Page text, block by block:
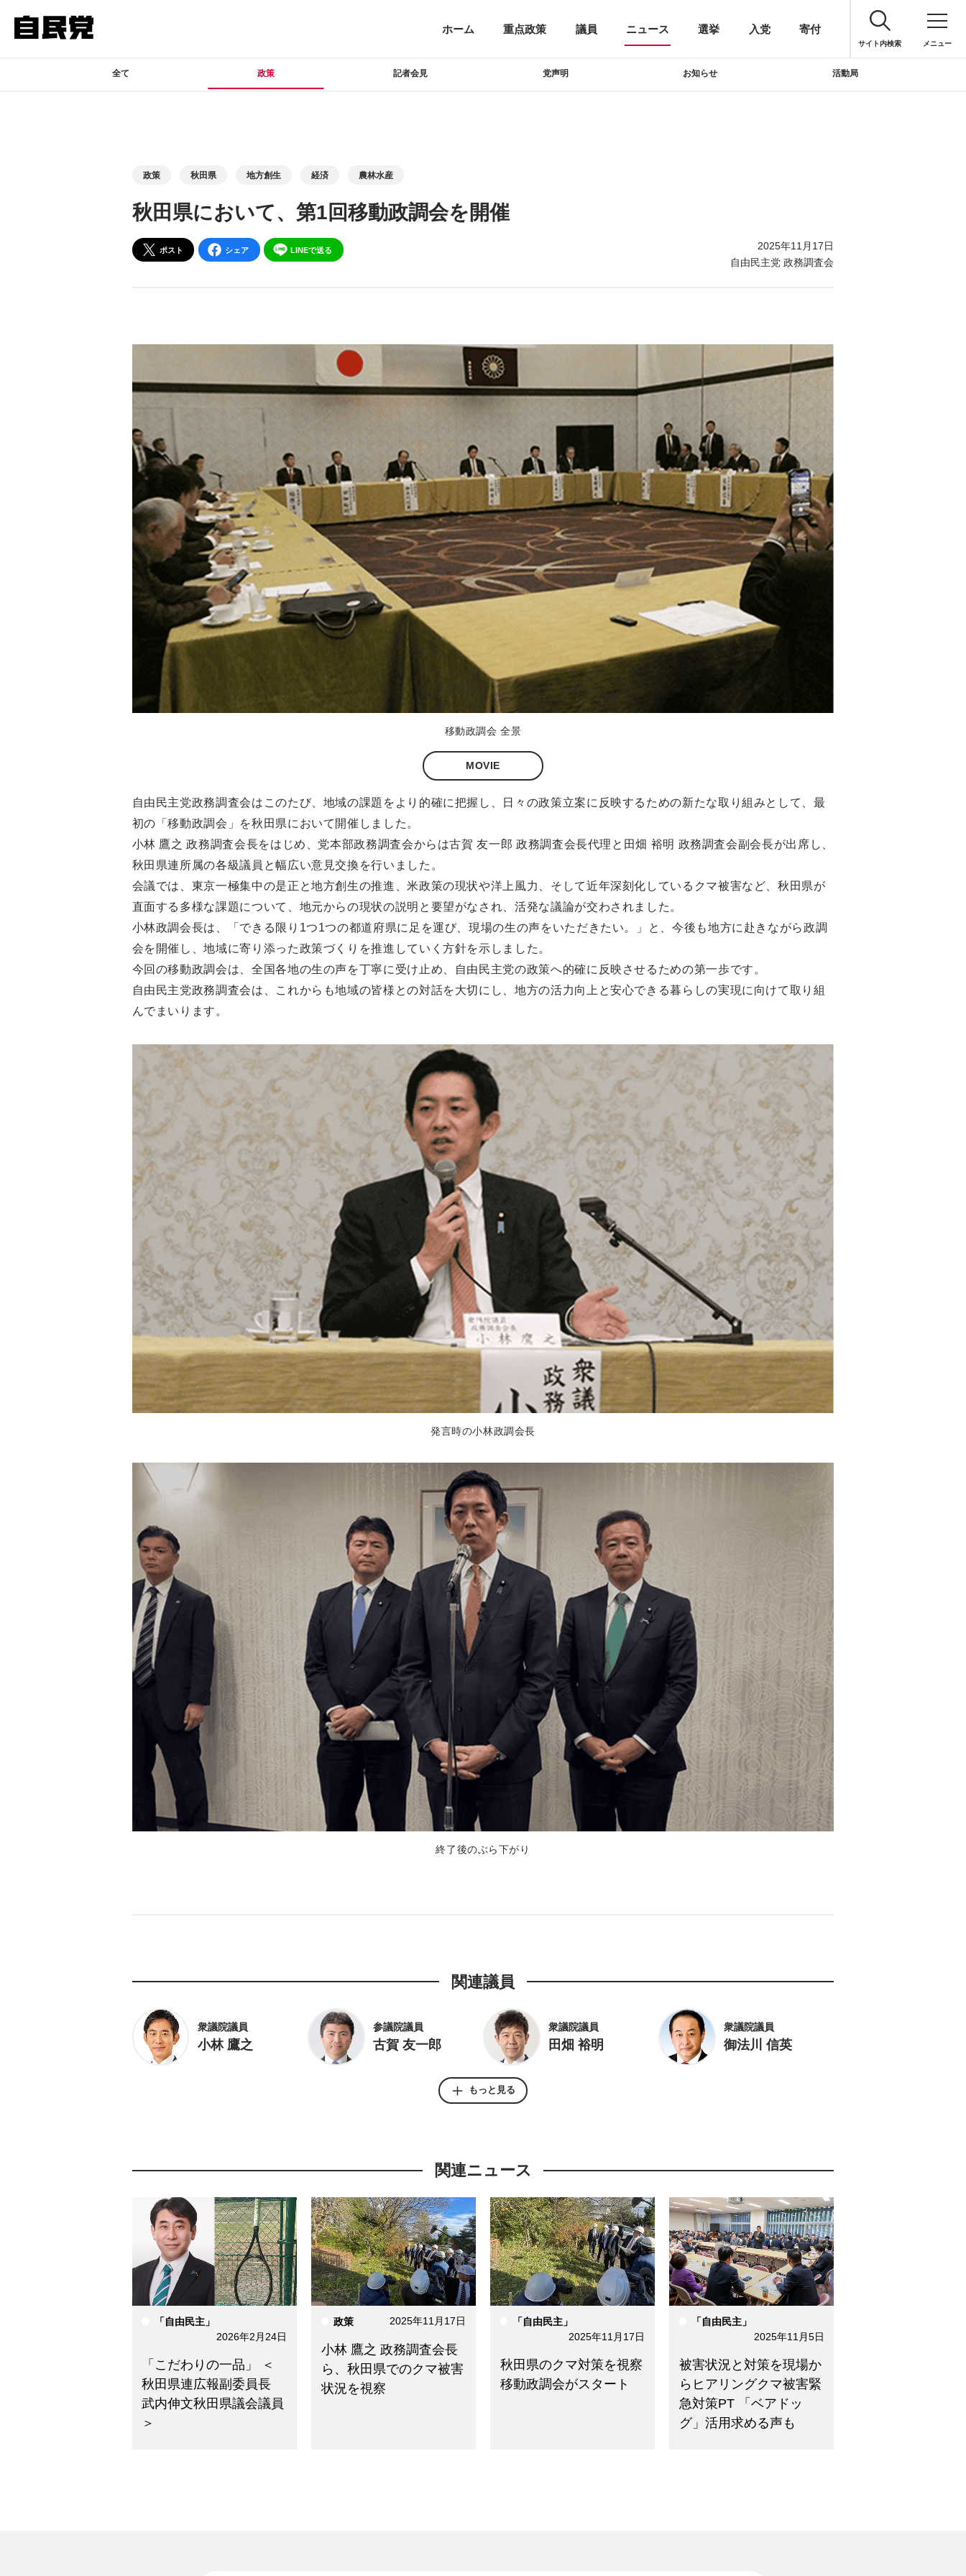
ホーム
重点政策 議員 ニュース 選挙 入党 寄付
サイト内検索 メニュー
全て 政策 記者会見 党声明 お知らせ 活動局
政策 秋田県 地方創生 経済 農林水産
秋田県において、第1回移動政調会を開催
2025年11月17日
自由民主党 政務調査会
ポスト シェア LINEで送る
移動政調会 全景
MOVIE
自由民主党政務調査会はこのたび、地域の課題をより的確に把握し、日々の政策立案に反映するための新たな取り組みとして、最
初の「移動政調会」を秋田県において開催しました。
小林 鷹之 政務調査会長をはじめ、党本部政務調査会からは古賀 友一郎 政務調査会長代理と田畑 裕明 政務調査会副会長が出席し、
秋田県連所属の各級議員と幅広い意見交換を行いました。
会議では、東京一極集中の是正と地方創生の推進、米政策の現状や洋上風力、そして近年深刻化しているクマ被害など、秋田県が
直面する多様な課題について、地元からの現状の説明と要望がなされ、活発な議論が交わされました。
小林政調会長は、「できる限り1つ1つの都道府県に足を運び、現場の生の声をいただきたい。」と、今後も地方に赴きながら政調
会を開催し、地域に寄り添った政策づくりを推進していく方針を示しました。
今回の移動政調会は、全国各地の生の声を丁寧に受け止め、自由民主党の政策へ的確に反映させるための第一歩です。
自由民主党政務調査会は、これからも地域の皆様との対話を大切にし、地方の活力向上と安心できる暮らしの実現に向けて取り組
んでまいります。
発言時の小林政調会長
終了後のぶら下がり
関連議員
衆議院議員
小林 鷹之
参議院議員
古賀 友一郎
衆議院議員
田畑 裕明
衆議院議員
御法川 信英
もっと見る
関連ニュース
「自由民主」
2026年2月24日
「こだわりの一品」 ＜
秋田県連広報副委員長
武内伸文秋田県議会議員
＞
政策 2025年11月17日
小林 鷹之 政務調査会長
ら、秋田県でのクマ被害
状況を視察
「自由民主」
2025年11月17日
秋田県のクマ対策を視察
移動政調会がスタート
「自由民主」
2025年11月5日
被害状況と対策を現場か
らヒアリングクマ被害緊
急対策PT 「ベアドッ
グ」活用求める声も